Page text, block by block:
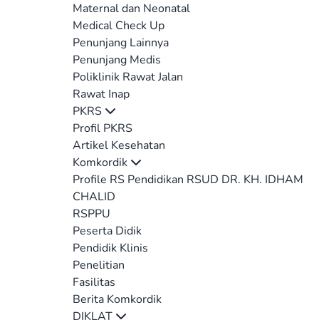
Maternal dan Neonatal
Medical Check Up
Penunjang Lainnya
Penunjang Medis
Poliklinik Rawat Jalan
Rawat Inap
PKRS
Profil PKRS
Artikel Kesehatan
Komkordik
Profile RS Pendidikan RSUD DR. KH. IDHAM
CHALID
RSPPU
Peserta Didik
Pendidik Klinis
Penelitian
Fasilitas
Berita Komkordik
DIKLAT